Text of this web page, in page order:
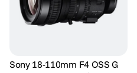
Sony 18-110mm F4 OSS G